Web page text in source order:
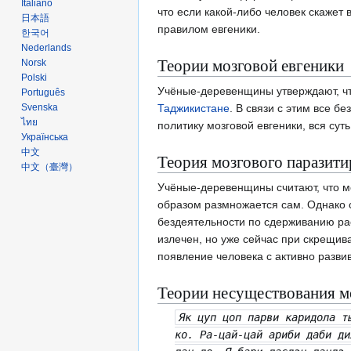
что если какой-либо человек
правилом евгеники.
Теории мозговой евгеники
Учёные-деревенщины утверждают,
Таджикистане. В связи с этим все
политику мозговой евгеники, вся
Теория мозгового
Учёные-деревенщины считают, что
образом размножается сам. Однако
бездеятельности по сдерживанию
излечен, но уже сейчас при
появление человека с активно
Теории несуществования
Як цуп цоп парви каридола
ко. Ра-цай-цай ариби даби
Italiano
日本語
한국어
Nederlands
Norsk
Polski
Português
Svenska
ไทย
Українська
中文
中文（臺灣）